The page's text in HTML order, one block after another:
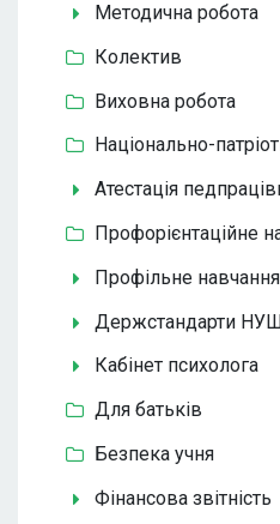
Методична робота
Колектив
Виховна робота
Національно-
Атестація
Профорієнтаційне
Профільне навчання
Держстандарти
Кабінет психолога
Для батьків
Безпека учня
Фінансова звітність